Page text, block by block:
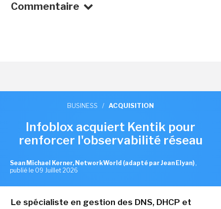
Commentaire
BUSINESS / ACQUISITION
Infoblox acquiert Kentik pour
renforcer l'observabilité réseau
Sean Michael Kerner, NetworkWorld (adapté par Jean Elyan) ,
publié le 09 Juillet 2026
Le spécialiste en gestion des DNS, DHCP et